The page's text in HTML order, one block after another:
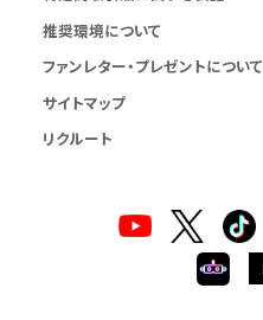
推奨環境について
ファンレター・プレゼントについて
サイトマップ
リクルート